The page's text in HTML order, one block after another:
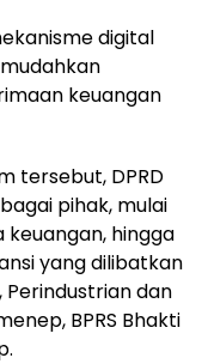
digital
keuangan
tersebut, DPRD
pihak, mulai
hingga
yang dilibatkan
Perindustrian dan
BPRS Bhakti